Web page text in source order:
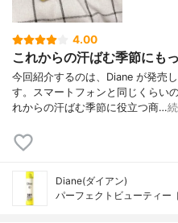
4.00
これからの汗ばむ季節にも
今回紹介するのは、Diane が発売
す。スマートフォンと同じくらい
れからの汗ばむ季節に役立つ商…
Diane(ダイアン)
パーフェクトビューティー